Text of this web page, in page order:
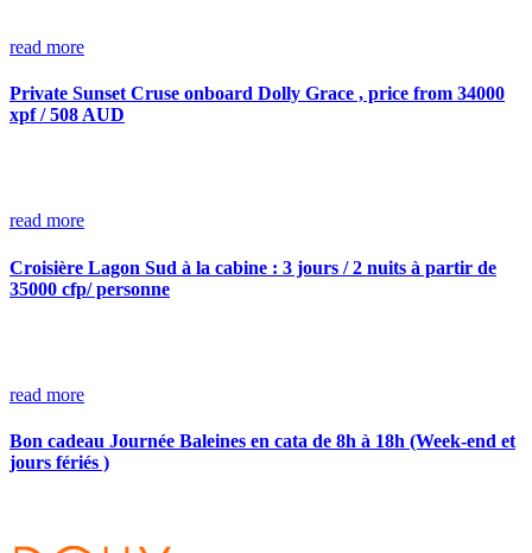
read more
Private Sunset Cruse onboard Dolly Grace , price from 34000
xpf / 508 AUD
read more
Croisière Lagon Sud à la cabine : 3 jours / 2 nuits à partir de
35000 cfp/ personne
read more
Bon cadeau Journée Baleines en cata de 8h à 18h (Week-end et
jours fériés )